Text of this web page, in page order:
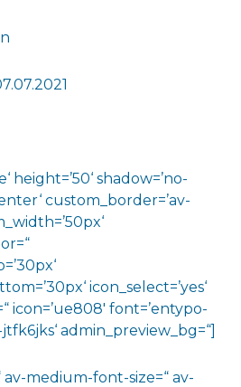
height=’50‘ shadow=’no-
custom_border=’av-
icon_select=’yes‘
icon=’ue808′ font=’entypo-
admin_preview_bg=“]
av-medium-font-size=“ av-